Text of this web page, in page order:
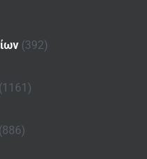
(392)
(1161)
(886)